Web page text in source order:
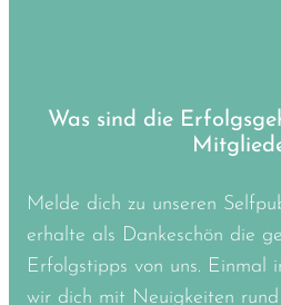
Was sind die
Melde dich zu unseren
erhalte als Dankeschön die
Erfolgstipps von uns. Einmal
wir dich mit Neuigkeiten